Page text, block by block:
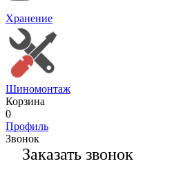
Хранение
Шиномонтаж
Корзина
0
Профиль
Звонок
Заказать звонок